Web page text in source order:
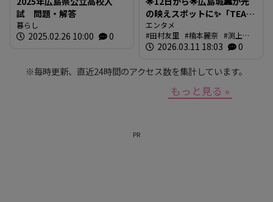
試 問題・解答
暮らし
2025.02.26 10:00 0
の映えスポットに✨「TEAM
SHIRO」始動
❗【BUTSUBUTSU2】
エンタメ
田村友里
楠本麗奈
渕上沙
紀
新本穂乃佳 イマナマ
2026.03.11 18:03 0
※毎時更新、直近24時間のアクセス数を集計しています。
もっと見る »
PR